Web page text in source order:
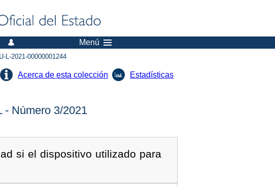
Menú
L-2021-00000001244
Acerca de esta colección Estadísticas
- Número 3/2021
si el dispositivo utilizado para